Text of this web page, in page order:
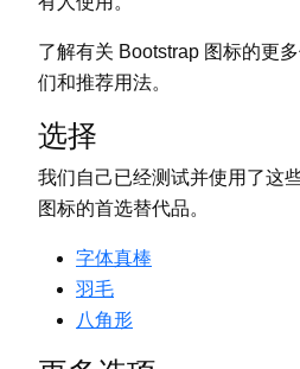
了解有关 Bootstrap 图标的更
们和推荐用法。
选择
我们自己已经测试并使用了这
图标的首选替代品。
字体真棒
羽毛
八角形